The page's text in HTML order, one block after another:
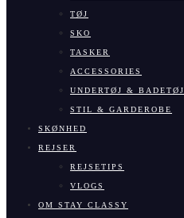
TØJ
SKO
TASKER
ACCESSORIES
UNDERTØJ & BADETØJ
STIL & GARDEROBE
SKØNHED
REJSER
REJSETIPS
VLOGS
OM STAY CLASSY